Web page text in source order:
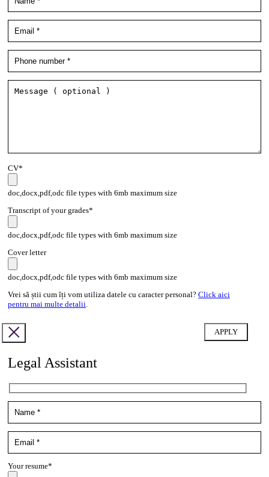
CV*
doc,docx,pdf,odc file types with 6mb maximum size
Transcript of your grades*
doc,docx,pdf,odc file types with 6mb maximum size
Cover letter
doc,docx,pdf,odc file types with 6mb maximum size
Vrei să știi cum îți vom utiliza datele cu caracter personal? Click aici
pentru mai multe detalii.
Legal Assistant
Your resume*